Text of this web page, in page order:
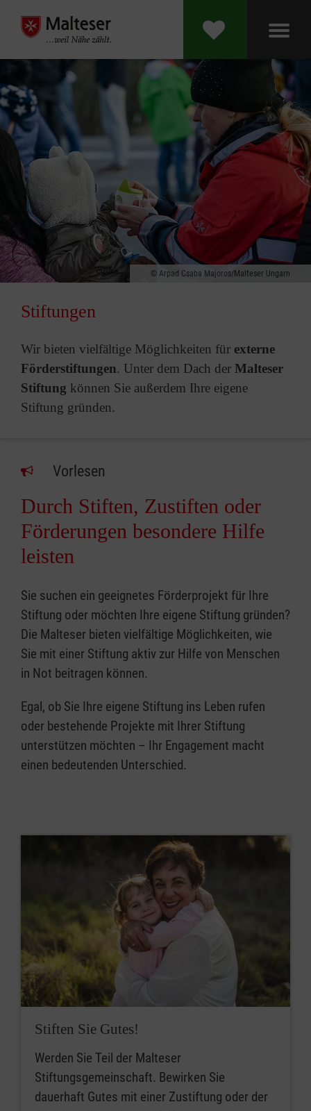
Arpad Csaba Majoros/Malteser Ungarn
Stiftungen
Wir bieten vielfältige Möglichkeiten für externe
Förderstiftungen. Unter dem Dach der Malteser
Stiftung können Sie außerdem Ihre eigene
Stiftung gründen.
Vorlesen
Durch Stiften, Zustiften oder
Förderungen besondere Hilfe
leisten
Sie suchen ein geeignetes Förderprojekt für Ihre
Stiftung oder möchten Ihre eigene Stiftung gründen?
Die Malteser bieten vielfältige Möglichkeiten, wie
Sie mit einer Stiftung aktiv zur Hilfe von Menschen
in Not beitragen können.
Egal, ob Sie Ihre eigene Stiftung ins Leben rufen
oder bestehende Projekte mit Ihrer Stiftung
unterstützen möchten – Ihr Engagement macht
einen bedeutenden Unterschied.
Stiften Sie Gutes!
Werden Sie Teil der Malteser
Stiftungsgemeinschaft. Bewirken Sie
dauerhaft Gutes mit einer Zustiftung oder der